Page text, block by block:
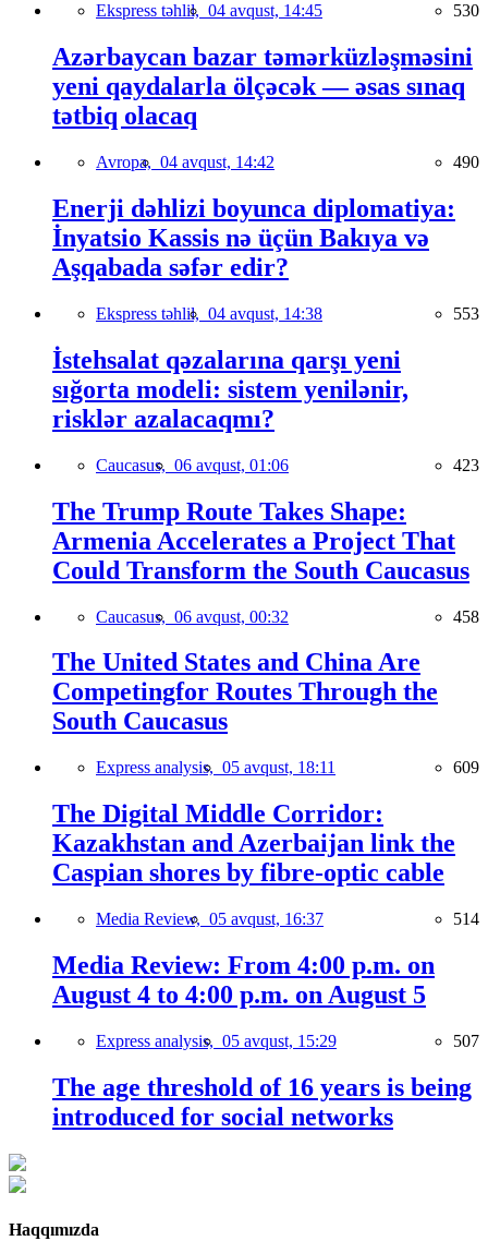
Ekspress təhlil, 04 avqust, 14:45 530
Azərbaycan bazar təmərküzləşməsini
yeni qaydalarla ölçəcək — əsas sınaq
tətbiq olacaq
Avropa, 04 avqust, 14:42 490
Enerji dəhlizi boyunca diplomatiya:
İnyatsio Kassis nə üçün Bakıya və
Aşqabada səfər edir?
Ekspress təhlil, 04 avqust, 14:38 553
İstehsalat qəzalarına qarşı yeni
sığorta modeli: sistem yenilənir,
risklər azalacaqmı?
Caucasus, 06 avqust, 01:06 423
The Trump Route Takes Shape:
Armenia Accelerates a Project That
Could Transform the South Caucasus
Caucasus, 06 avqust, 00:32 458
The United States and China Are
Competingfor Routes Through the
South Caucasus
Express analysis, 05 avqust, 18:11 609
The Digital Middle Corridor:
Kazakhstan and Azerbaijan link the
Caspian shores by fibre-optic cable
Media Review, 05 avqust, 16:37 514
Media Review: From 4:00 p.m. on
August 4 to 4:00 p.m. on August 5
Express analysis, 05 avqust, 15:29 507
The age threshold of 16 years is being
introduced for social networks
Haqqımızda